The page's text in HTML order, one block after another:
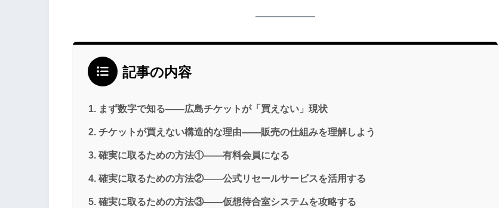
記事の内容
まず数字で知る——広島チケットが「買えない」現状
チケットが買えない構造的な理由——販売の仕組みを理解しよう
確実に取るための方法①——有料会員になる
確実に取るための方法②——公式リセールサービスを活用する
確実に取るための方法③——仮想待合室システムを攻略する